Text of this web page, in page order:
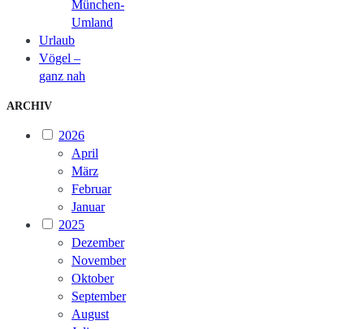
München-
Umland
Urlaub
Vögel –
ganz nah
ARCHIV
2026
April
März
Februar
Januar
2025
Dezember
November
Oktober
September
August